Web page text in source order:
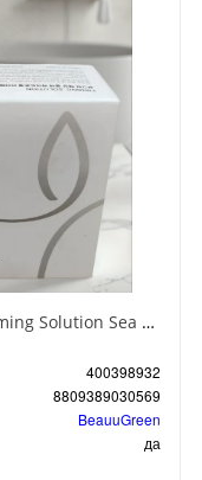
BeauuGreen Hydrogel Eye Patch Firming Solution Sea Cocumber & Black Гидрогелевые патчи для кожи вокруг глаз с экстрактом черного морского огурца 60 шт 90 гр
400398932
8809389030569
BeauuGreen
да